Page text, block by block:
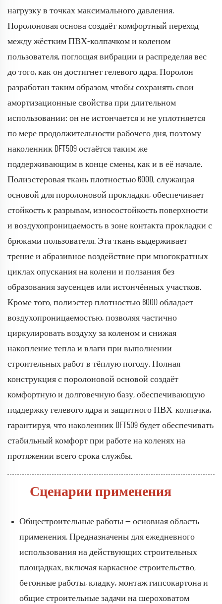
нагрузку в точках максимального давления.
Поролоновая основа создаёт комфортный переход
между жёстким ПВХ-колпачком и коленом
пользователя, поглощая вибрации и распределяя вес
до того, как он достигнет гелевого ядра. Поролон
разработан таким образом, чтобы сохранять свои
амортизационные свойства при длительном
использовании: он не истончается и не уплотняется
по мере продолжительности рабочего дня, поэтому
наколенник DFT509 остаётся таким же
поддерживающим в конце смены, как и в её начале.
Полиэстеровая ткань плотностью 600D, служащая
основой для поролоновой прокладки, обеспечивает
стойкость к разрывам, износостойкость поверхности
и воздухопроницаемость в зоне контакта прокладки с
брюками пользователя. Эта ткань выдерживает
трение и абразивное воздействие при многократных
циклах опускания на колени и ползания без
образования заусенцев или истончённых участков.
Кроме того, полиэстер плотностью 600D обладает
воздухопроницаемостью, позволяя частично
циркулировать воздуху за коленом и снижая
накопление тепла и влаги при выполнении
строительных работ в тёплую погоду. Полная
конструкция с поролоновой основой создаёт
комфортную и долговечную базу, обеспечивающую
поддержку гелевого ядра и защитного ПВХ-колпачка,
гарантируя, что наколенник DFT509 будет обеспечивать
стабильный комфорт при работе на коленях на
протяжении всего срока службы.
Сценарии применения
Общестроительные работы — основная область
применения. Предназначены для ежедневного
использования на действующих строительных
площадках, включая каркасное строительство,
бетонные работы, кладку, монтаж гипсокартона и
общие строительные задачи на шероховатом